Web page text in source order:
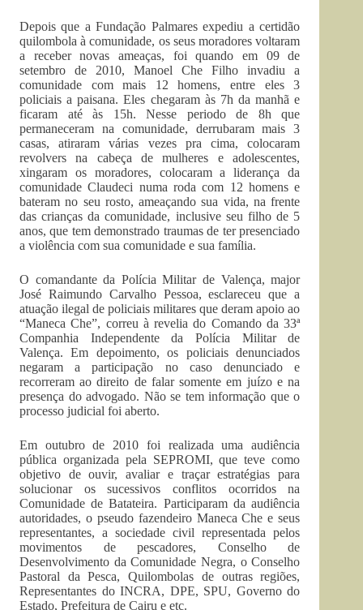
Depois que a Fundação Palmares expediu a certidão
quilombola à comunidade, os seus moradores voltaram
a receber novas ameaças, foi quando em 09 de
setembro de 2010, Manoel Che Filho invadiu a
comunidade com mais 12 homens, entre eles 3
policiais a paisana. Eles chegaram às 7h da manhã e
ficaram até às 15h. Nesse periodo de 8h que
permaneceram na comunidade, derrubaram mais 3
casas, atiraram várias vezes pra cima, colocaram
revolvers na cabeça de mulheres e adolescentes,
xingaram os moradores, colocaram a liderança da
comunidade Claudeci numa roda com 12 homens e
bateram no seu rosto, ameaçando sua vida, na frente
das crianças da comunidade, inclusive seu filho de 5
anos, que tem demonstrado traumas de ter presenciado
a violência com sua comunidade e sua família.
O comandante da Polícia Militar de Valença, major
José Raimundo Carvalho Pessoa, esclareceu que a
atuação ilegal de policiais militares que deram apoio ao
“Maneca Che”, correu à revelia do Comando da 33ª
Companhia Independente da Polícia Militar de
Valença. Em depoimento, os policiais denunciados
negaram a participação no caso denunciado e
recorreram ao direito de falar somente em juízo e na
presença do advogado. Não se tem informação que o
processo judicial foi aberto.
Em outubro de 2010 foi realizada uma audiência
pública organizada pela SEPROMI, que teve como
objetivo de ouvir, avaliar e traçar estratégias para
solucionar os sucessivos conflitos ocorridos na
Comunidade de Batateira. Participaram da audiência
autoridades, o pseudo fazendeiro Maneca Che e seus
representantes, a sociedade civil representada pelos
movimentos de pescadores, Conselho de
Desenvolvimento da Comunidade Negra, o Conselho
Pastoral da Pesca, Quilombolas de outras regiões,
Representantes do INCRA, DPE, SPU, Governo do
Estado, Prefeitura de Cairu e etc.